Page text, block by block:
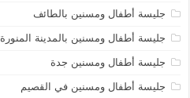
جليسة أطفال ومسنين بالطائف
جليسة أطفال ومسنين بالمدينة المنورة
جليسة أطفال ومسنين جدة
جليسة أطفال ومسنين في القصيم